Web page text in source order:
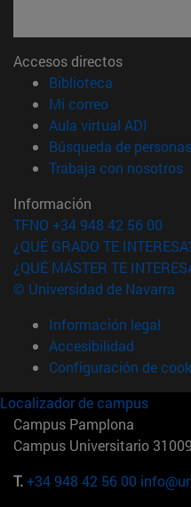
Accesos directos
Biblioteca
Mi correo(abre en
Aula virtual ADI
Búsqueda de personas
Trabaja con nosotros
Información
TFNO +34 948 42 56 00
¿QUÉ GRADO TE
¿QUÉ MÁSTER TE
© Universidad de Navarra
Información legal
Accesibilidad
Configuración de
Localizador de campus
Campus Pamplona
Campus Universitario
T.+34 948 42 56 00